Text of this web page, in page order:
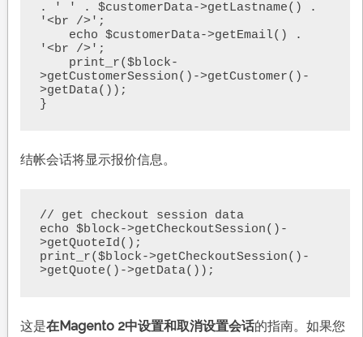
. ' ' . $customerData->getLastname() .
'<br />';
'<br />';
>getCustomerSession()->getCustomer()-
>getData());
}
结帐会话将显示报价信息。
// get checkout session data
echo $block->getCheckoutSession()-
>getQuoteId();
print_r($block->getCheckoutSession()-
>getQuote()->getData());
这是在Magento 2中设置和取消设置会话的指南。如果您